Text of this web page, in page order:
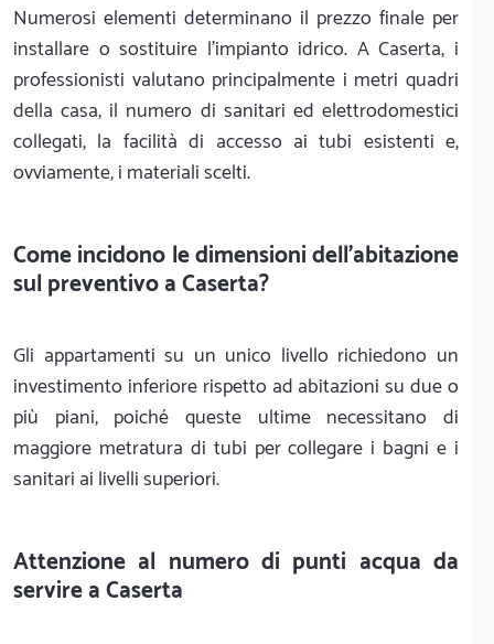
Numerosi elementi determinano il prezzo finale per
installare o sostituire l'impianto idrico. A Caserta, i
professionisti valutano principalmente i metri quadri
della casa, il numero di sanitari ed elettrodomestici
collegati, la facilità di accesso ai tubi esistenti e,
ovviamente, i materiali scelti.
Come incidono le dimensioni dell'abitazione
sul preventivo a Caserta?
Gli appartamenti su un unico livello richiedono un
investimento inferiore rispetto ad abitazioni su due o
più piani, poiché queste ultime necessitano di
maggiore metratura di tubi per collegare i bagni e i
sanitari ai livelli superiori.
Attenzione al numero di punti acqua da
servire a Caserta